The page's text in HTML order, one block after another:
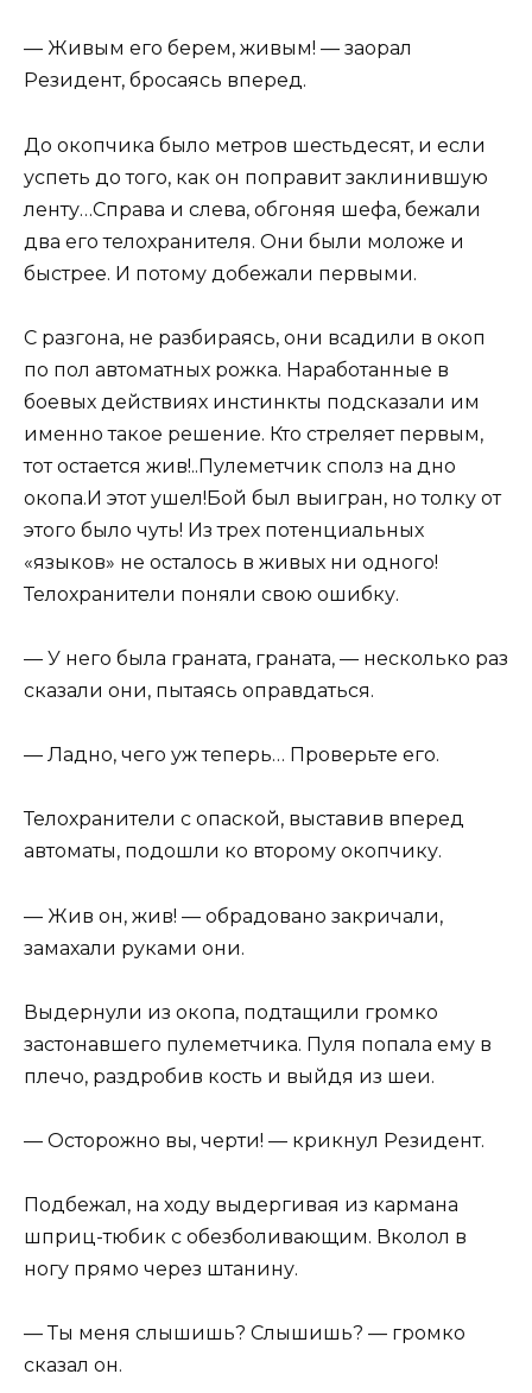
— Живым его берем, живым! — заорал
Резидент, бросаясь вперед.
До окопчика было метров шестьдесят, и если
успеть до того, как он поправит заклинившую
ленту…Справа и слева, обгоняя шефа, бежали
два его телохранителя. Они были моложе и
быстрее. И потому добежали первыми.
С разгона, не разбираясь, они всадили в окоп
по пол автоматных рожка. Наработанные в
боевых действиях инстинкты подсказали им
именно такое решение. Кто стреляет первым,
тот остается жив!..Пулеметчик сполз на дно
окопа.И этот ушел!Бой был выигран, но толку от
этого было чуть! Из трех потенциальных
«языков» не осталось в живых ни одного!
Телохранители поняли свою ошибку.
— У него была граната, граната, — несколько раз
сказали они, пытаясь оправдаться.
— Ладно, чего уж теперь… Проверьте его.
Телохранители с опаской, выставив вперед
автоматы, подошли ко второму окопчику.
— Жив он, жив! — обрадовано закричали,
замахали руками они.
Выдернули из окопа, подтащили громко
застонавшего пулеметчика. Пуля попала ему в
плечо, раздробив кость и выйдя из шеи.
— Осторожно вы, черти! — крикнул Резидент.
Подбежал, на ходу выдергивая из кармана
шприц-тюбик с обезболивающим. Вколол в
ногу прямо через штанину.
— Ты меня слышишь? Слышишь? — громко
сказал он.